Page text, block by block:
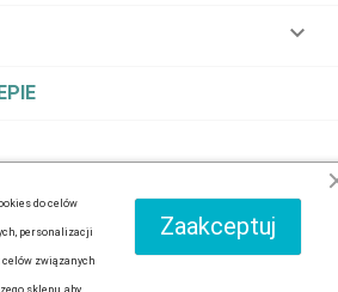

do celów
personalizacji
związanych
sklepu, aby
Zaakceptuj